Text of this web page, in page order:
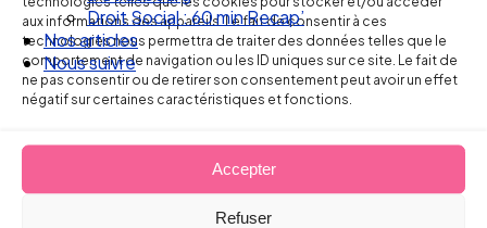
aux informations des appareils. Le fait de consentir à ces
technologies nous permettra de traiter des données telles que le
comportement de navigation ou les ID uniques sur ce site. Le fait de
ne pas consentir ou de retirer son consentement peut avoir un effet
négatif sur certaines caractéristiques et fonctions.
Accepter
Refuser
Droit Social : 60 min Recap’
Nos articles
Nous suivre
Réseau
de cabinets
d’avocats